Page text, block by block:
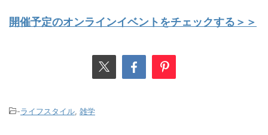
開催予定のオンラインイベントをチェックする＞＞
-ライフスタイル 雑学